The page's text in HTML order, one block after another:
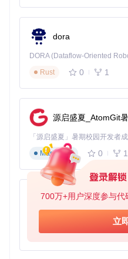
700万+用户深度参与代
立
访问RSSHub文档，搜索
找到对应的路由模板，如
替换模板中的参数，如将
预期结果：获得形如https://
目标：在常用阅读器中接收
打开你的RSS阅读器（如
选择添加新订阅，粘贴生
调整更新频率和通知设置
预期结果：阅读器中出现目标
：什么是RSS？→ 简
务，网站有新内容时会自
从信息孤岛到聚合中
dora
Rust
0 1
源启盛夏_AtomGit
Markdown
0 1
py-xiaozhi
Python
0 1